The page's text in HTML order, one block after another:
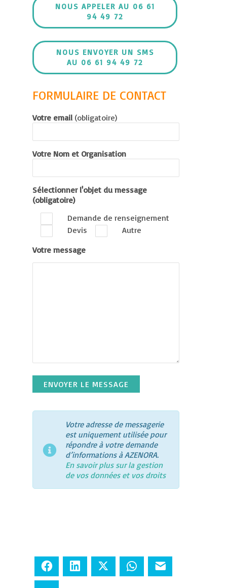
NOUS APPELER AU 06 61
94 49 72
NOUS ENVOYER UN SMS
AU 06 61 94 49 72
FORMULAIRE DE CONTACT
Votre email (obligatoire)
Votre Nom et Organisation
Sélectionner l'objet du message
(obligatoire)
Demande de renseignement
Devis
Autre
Votre message
Votre adresse de messagerie
est uniquement utilisée pour
répondre à votre demande
d’informations à AZENORA.
En savoir plus sur la gestion
de vos données et vos droits
Facebook LinkedIn Twitter WhatsApp